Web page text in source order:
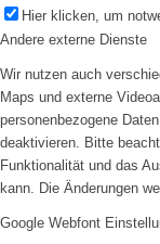
Hier klicken, um
Andere externe Dienste
Wir nutzen auch
Maps und externe
personenbezogene
deaktivieren. Bitte
Funktionalität und das
kann. Die Änderungen
Google Webfont